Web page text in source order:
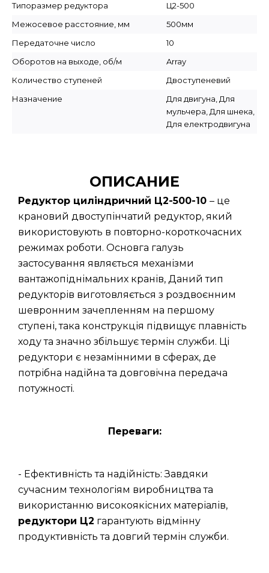
Типоразмер редуктора
Ц2-500
Межосевое расстояние, мм
500мм
Передаточне число
10
Оборотов на выходе, об/м
Array
Количество ступеней
Двоступеневий
Назначение
Для двигуна, Для
мульчера, Для шнека,
Для електродвигуна
ОПИСАНИЕ
Редуктор циліндричний Ц2-500-10 – це
крановий двоступінчатий редуктор, який
використовують в повторно-короткочасних
режимах роботи. Основга галузь
застосування являється механізми
вантажопіднімальних кранів, Даний тип
редукторів виготовляється з роздвоєнним
шевронним зачепленням на першому
ступені, така конструкція підвищує плавність
ходу та значно збільшує термін служби. Ці
редуктори є незамінними в сферах, де
потрібна надійна та довговічна передача
потужності.
Переваги:
- Ефективність та надійність: Завдяки
сучасним технологіям виробництва та
використанню високоякісних матеріалів,
редуктори Ц2 гарантують відмінну
продуктивність та довгий термін служби.